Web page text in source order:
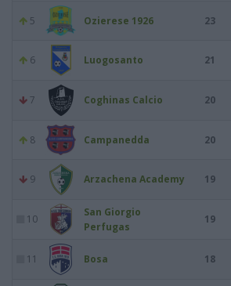
5 Ozierese 1926 23
6 Luogosanto 21
7 Coghinas Calcio 20
8 Campanedda 20
9 Arzachena Academy 19
10
San Giorgio
Perfugas
19
11 Bosa 18